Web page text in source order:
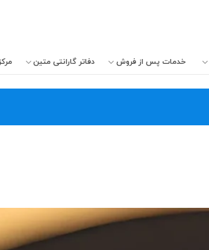
خدمات پس از فروش دفاتر‌ گارانتی‌ متین